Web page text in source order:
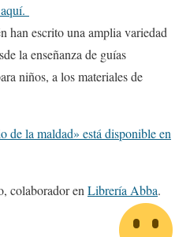
han escrito una amplia variedad
la enseñanza de guías
niños, a los materiales de
de la maldad» está disponible en
colaborador en Librería Abba.